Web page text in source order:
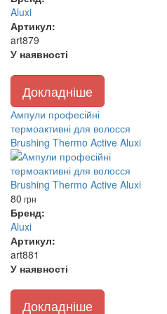
Aluxi
Артикул:
art879
У наявності
Докладніше
Ампули професійні
термоактивні для волосся
Brushing Thermo Active Aluxi
80 грн
Бренд:
Aluxi
Артикул:
art881
У наявності
Докладніше